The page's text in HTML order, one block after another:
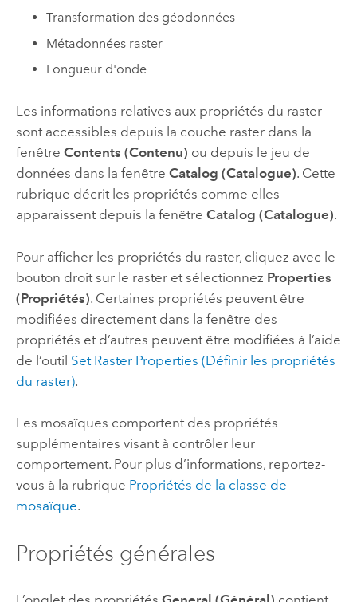
Transformation des géodonnées
Métadonnées raster
Longueur d'onde
Les informations relatives aux propriétés du raster
sont accessibles depuis la couche raster dans la
fenêtre Contents (Contenu) ou depuis le jeu de
données dans la fenêtre Catalog (Catalogue). Cette
rubrique décrit les propriétés comme elles
apparaissent depuis la fenêtre Catalog (Catalogue).
Pour afficher les propriétés du raster, cliquez avec le
bouton droit sur le raster et sélectionnez Properties
(Propriétés). Certaines propriétés peuvent être
modifiées directement dans la fenêtre des
propriétés et d’autres peuvent être modifiées à l’aide
de l’outil Set Raster Properties (Définir les propriétés
du raster).
Les mosaïques comportent des propriétés
supplémentaires visant à contrôler leur
comportement. Pour plus d’informations, reportez-
vous à la rubrique Propriétés de la classe de
mosaïque.
Propriétés générales